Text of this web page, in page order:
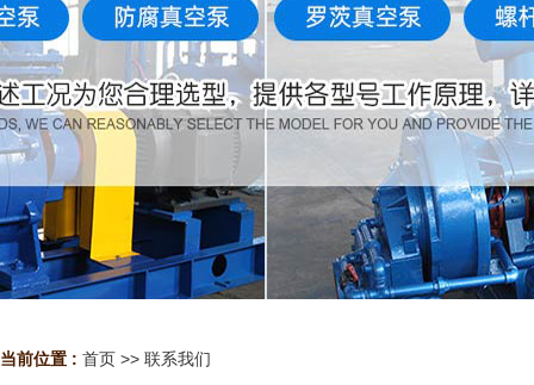
当前位置 : 首页 >> 联系我们